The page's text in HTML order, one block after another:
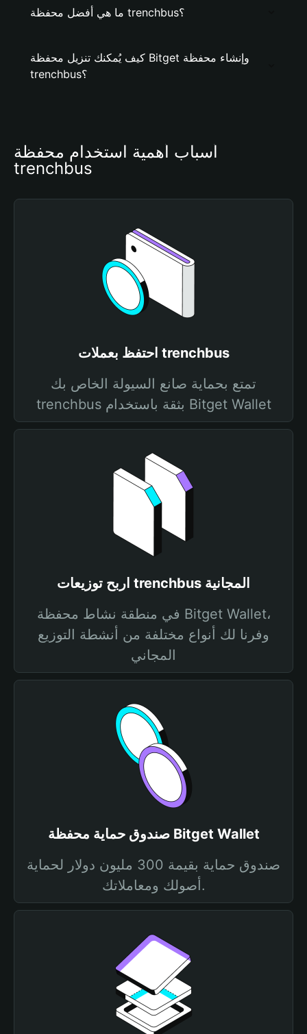
ما هي أفضل محفظة trenchbus؟
كيف يُمكنك تنزيل محفظة Bitget وإنشاء محفظة
trenchbus؟
أسباب أهمية استخدام محفظة
trenchbus
احتفظ بعملات trenchbus
تمتع بحماية صانع السيولة الخاص بك
trenchbus بثقة باستخدام Bitget Wallet
اربح توزيعات trenchbus المجانية
في منطقة نشاط محفظة Bitget Wallet،
وفرنا لك أنواع مختلفة من أنشطة التوزيع
المجاني
صندوق حماية محفظة Bitget Wallet
صندوق حماية بقيمة 300 مليون دولار لحماية
أصولك ومعاملاتك.